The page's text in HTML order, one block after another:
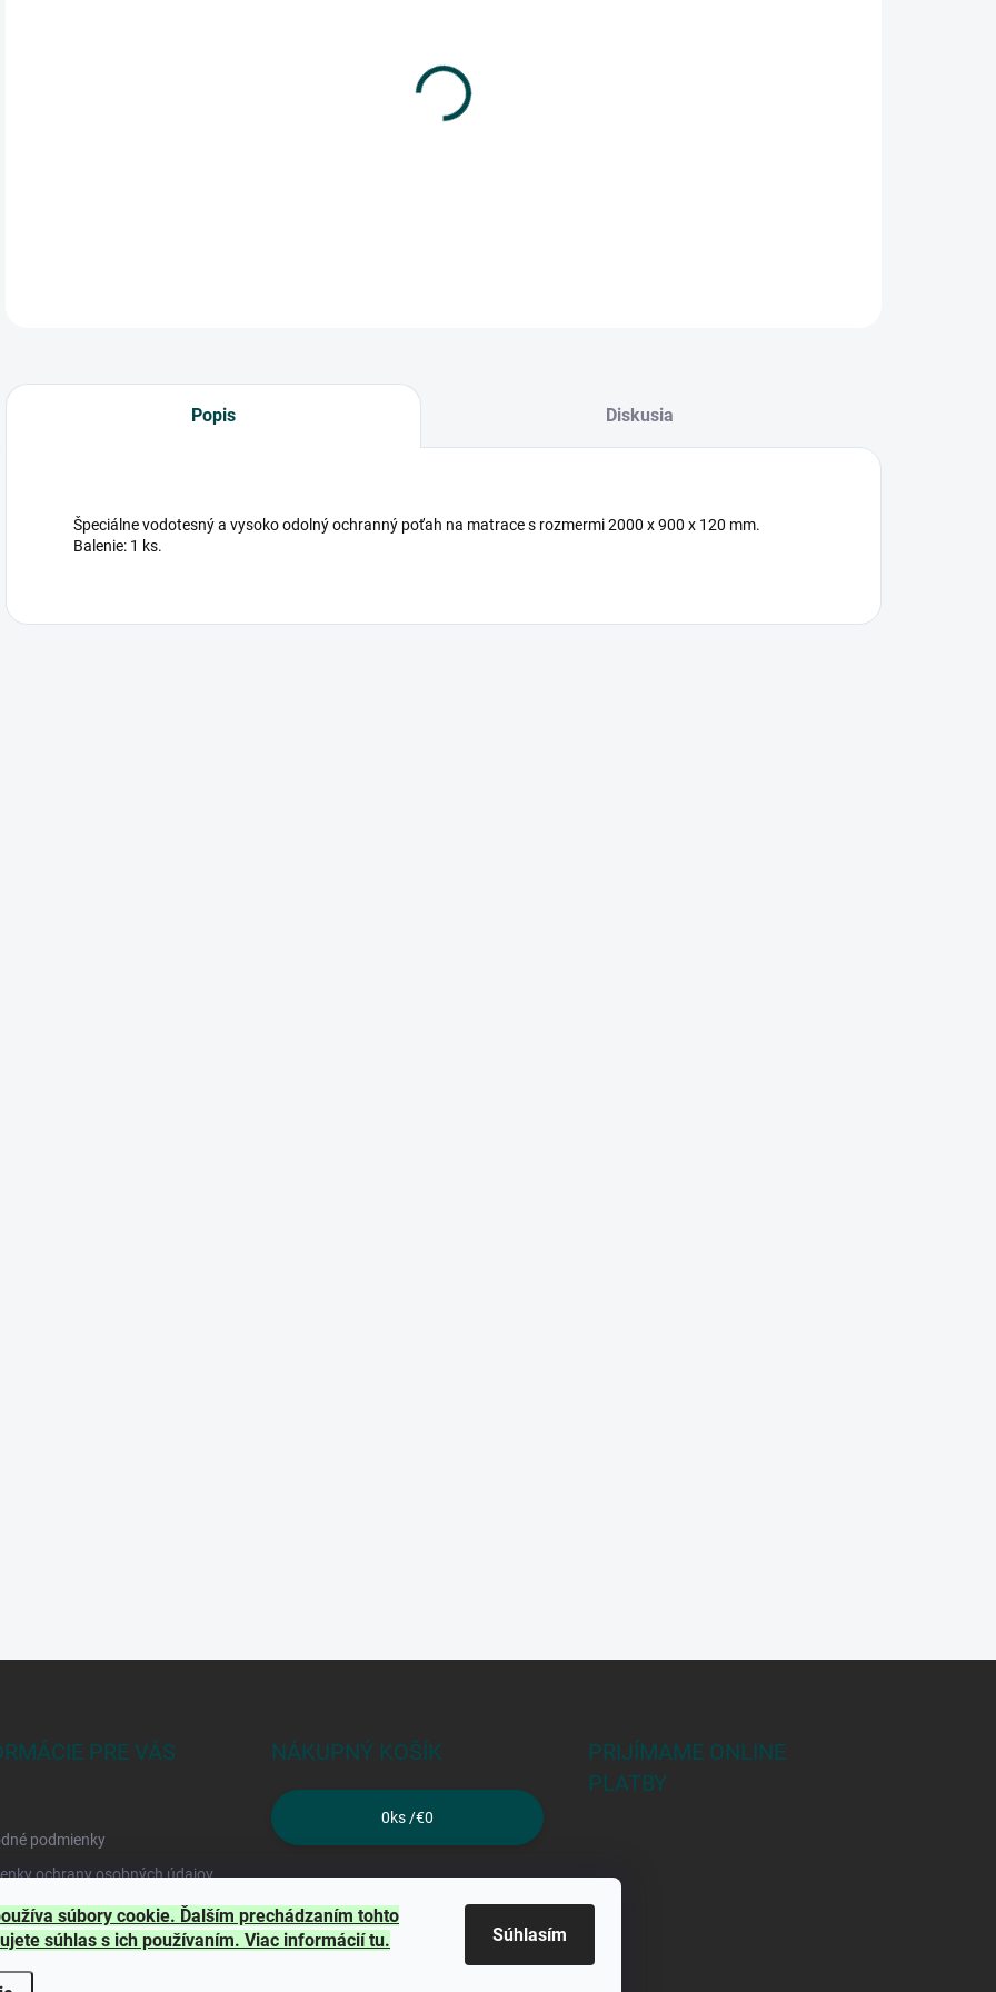
súbory cookie. Ďalším prechádzaním tohto
súhlas s ich používaním. Viac informáciítu. Súhlasím
Popis Diskusia
Špeciálne vodotesný a vysoko odolný ochranný poťah na matrace s rozmermi 2000 x 900 x 120 mm.
Balenie: 1 ks.
PRE VÁS
podmienky
ochrany osobných údajov
NÁKUPNÝ KOŠÍK
0ks /€0
PRIJÍMAME ONLINE
PLATBY